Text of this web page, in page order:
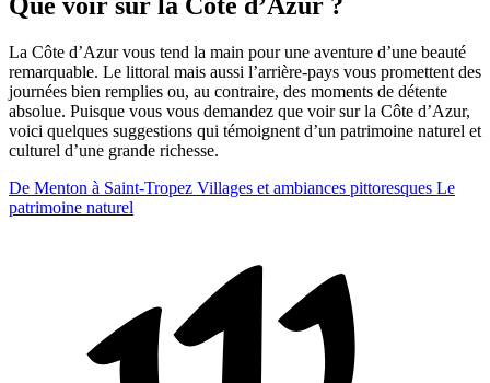
La Côte d’Azur vous tend la main pour une aventure d’une beauté
remarquable. Le littoral mais aussi l’arrière-pays vous promettent des
journées bien remplies ou, au contraire, des moments de détente
absolue. Puisque vous vous demandez que voir sur la Côte d’Azur,
voici quelques suggestions qui témoignent d’un patrimoine naturel et
culturel d’une grande richesse.
De Menton à Saint-Tropez Villages et ambiances pittoresques Le
patrimoine naturel